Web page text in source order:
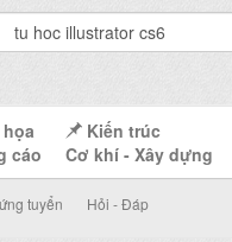
cáo
Kiến trúc
Cơ khí - Xây dựng
tuyển Hỏi - Đáp